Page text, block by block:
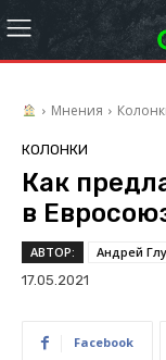
Мнения
КОЛОНКИ
Как
в
АВТОР:
Андрей
17.05.2021
Facebook